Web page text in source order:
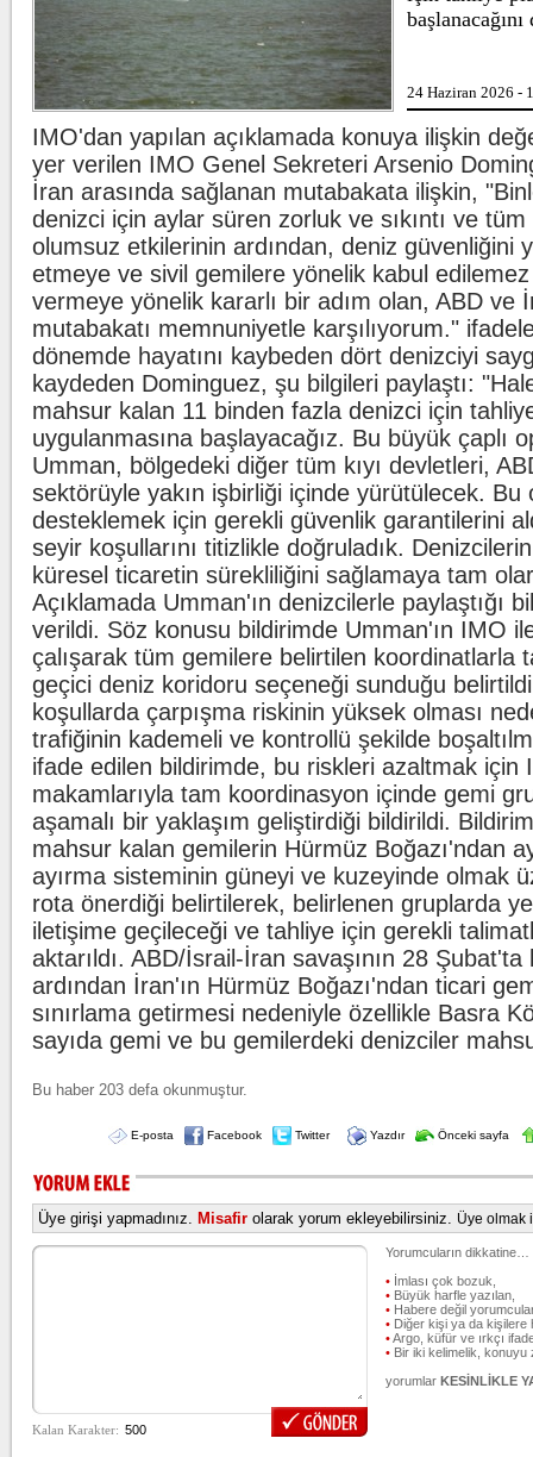
24 Haziran 2026 -
IMO'dan yapılan açıklamada konuya ilişkin
yer verilen IMO Genel Sekreteri Arsenio
İran arasında sağlanan mutabakata ilişkin,
denizci için aylar süren zorluk ve sıkıntı ve
olumsuz etkilerinin ardından, deniz güvenliğini
etmeye ve sivil gemilere yönelik kabul edilemez
vermeye yönelik kararlı bir adım olan, ABD ve
mutabakatı memnuniyetle karşılıyorum."
dönemde hayatını kaybeden dört denizciyi
kaydeden Dominguez, şu bilgileri paylaştı:
mahsur kalan 11 binden fazla denizci için
uygulanmasına başlayacağız. Bu büyük çaplı
Umman, bölgedeki diğer tüm kıyı devletleri,
sektörüyle yakın işbirliği içinde yürütülecek. Bu
desteklemek için gerekli güvenlik garantilerini
seyir koşullarını titizlikle doğruladık.
küresel ticaretin sürekliliğini sağlamaya tam
Açıklamada Umman'ın denizcilerle paylaştığı
verildi. Söz konusu bildirimde Umman'ın IMO
çalışarak tüm gemilere belirtilen koordinatlarla
geçici deniz koridoru seçeneği sunduğu
koşullarda çarpışma riskinin yüksek olması
trafiğinin kademeli ve kontrollü şekilde
ifade edilen bildirimde, bu riskleri azaltmak için
makamlarıyla tam koordinasyon içinde gemi
aşamalı bir yaklaşım geliştirdiği bildirildi.
mahsur kalan gemilerin Hürmüz Boğazı'ndan
ayırma sisteminin güneyi ve kuzeyinde olmak
rota önerdiği belirtilerek, belirlenen gruplarda
iletişime geçileceği ve tahliye için gerekli
aktarıldı. ABD/İsrail-İran savaşının 28 Şubat'ta
ardından İran'ın Hürmüz Boğazı'ndan ticari
sınırlama getirmesi nedeniyle özellikle Basra
sayıda gemi ve bu gemilerdeki denizciler
Bu haber 203 defa okunmuştur.
E-posta Facebook Twitter Yazdır Önceki sayfa
Üye girişi yapmadınız. Misafir olarak yorum ekleyebilirsiniz. Üye olmak
Yorumcuların dikkatine…
• İmlası çok bozuk,
• Büyük harfle yazılan,
• Habere değil
• Diğer kişi ya da kişilere
•Argo, küfür ve ırkçı
• Bir iki kelimelik, konuyu
yorumlar KESİNLİKLE
...
Beşiktaş'ta şok